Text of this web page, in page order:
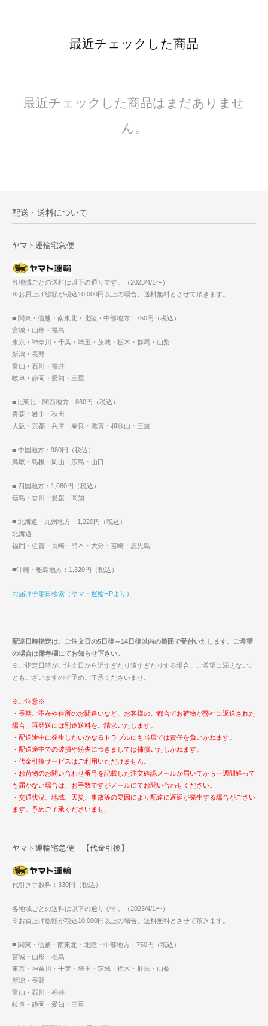
最近チェックした商品
最近チェックした商品はまだありませ
ん。
配送・送料について
ヤマト運輸宅急便
各地域ごとの送料は以下の通りです。（2023/4/1〜）
※お買上げ総額が税込10,000円以上の場合、送料無料とさせて頂きます。
■ 関東・信越・南東北・北陸・中部地方：750円（税込）
宮城・山形・福島
東京・神奈川・千葉・埼玉・茨城・栃木・群馬・山梨
新潟・長野
富山・石川・福井
岐阜・静岡・愛知・三重
■北東北・関西地方：860円（税込）
青森・岩手・秋田
大阪・京都・兵庫・奈良・滋賀・和歌山・三重
■ 中国地方：980円（税込）
鳥取・島根・岡山・広島・山口
■ 四国地方：1,080円（税込）
徳島・香川・愛媛・高知
■ 北海道・九州地方：1,220円（税込）
北海道
福岡・佐賀・長崎・熊本・大分・宮崎・鹿児島
■沖縄・離島地方：1,320円（税込）
お届け予定日検索（ヤマト運輸HPより）
配達日時指定は、ご注文日の5日後～14日後以内の範囲で受付いたします。ご希望
の場合は備考欄にてお知らせ下さい。
※ご指定日時がご注文日から近すぎたり遠すぎたりする場合、ご希望に添えないこ
ともございますので予めご了承くださいませ。
※ご注意※
・長期ご不在や住所のお間違いなど、お客様のご都合でお荷物が弊社に返送された
場合、再発送には別途送料をご請求いたします。
・配送途中に発生したいかなるトラブルにも当店では責任を負いかねます。
・配送途中での破損や紛失につきましては補償いたしかねます。
・代金引換サービスはご利用いただけません。
・お荷物のお問い合わせ番号を記載した注文確認メールが届いてから一週間経って
も届かない場合は、お手数ですがメールにてお問い合わせください。
・交通状況、地域、天災、事故等の要因により配達に遅延が発生する場合がござい
ます。予めご了承くださいませ。
ヤマト運輸宅急便 【代金引換】
代引き手数料：330円（税込）
各地域ごとの送料は以下の通りです。（2023/4/1〜）
※お買上げ総額が税込10,000円以上の場合、送料無料とさせて頂きます。
■ 関東・信越・南東北・北陸・中部地方：750円（税込）
宮城・山形・福島
東京・神奈川・千葉・埼玉・茨城・栃木・群馬・山梨
新潟・長野
富山・石川・福井
岐阜・静岡・愛知・三重